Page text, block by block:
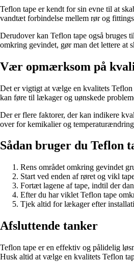
Teflon tape er kendt for sin evne til at
vandtæt forbindelse mellem rør og
Derudover kan Teflon tape også bruges
omkring gevindet, gør man det lettere at
Vær opmærksom på
Det er vigtigt at vælge en kvalitets
kan føre til lækager og uønskede
Der er flere faktorer, der kan indikere
over for kemikalier og
Sådan bruger du Teflon
Rens området omkring gevindet
Start ved enden af røret og vikl
Fortæt lagene af tape, indtil der
Efter du har viklet Teflon tape
Tjek altid for lækager efter
Afsluttende tanker
Teflon tape er en effektiv og pålidelig
Husk altid at vælge en kvalitets Teflon